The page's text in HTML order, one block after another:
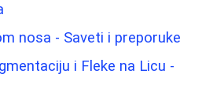
nosa - Saveti i preporuke
i Fleke na Licu -